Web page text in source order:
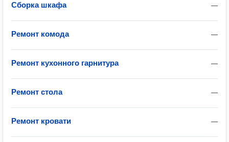
—
Сборка шкафа
—
Ремонт комода
—
Ремонт кухонного гарнитура
—
Ремонт стола
—
Ремонт кровати